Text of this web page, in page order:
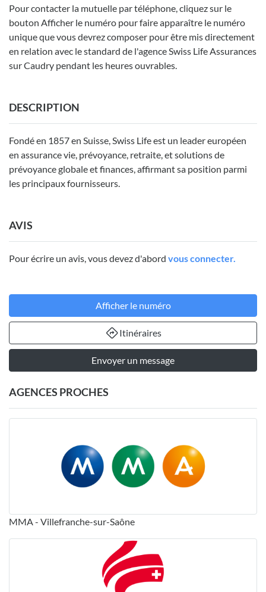
Pour contacter la mutuelle par téléphone, cliquez sur le
bouton Afficher le numéro pour faire apparaître le numéro
unique que vous devrez composer pour être mis directement
en relation avec le standard de l'agence Swiss Life Assurances
sur Caudry pendant les heures ouvrables.
DESCRIPTION
Fondé en 1857 en Suisse, Swiss Life est un leader européen
en assurance vie, prévoyance, retraite, et solutions de
prévoyance globale et finances, affirmant sa position parmi
les principaux fournisseurs.
AVIS
Pour écrire un avis, vous devez d'abord vous connecter.
Afficher le numéro
Itinéraires
Envoyer un message
AGENCES PROCHES
MMA - Villefranche-sur-Saône